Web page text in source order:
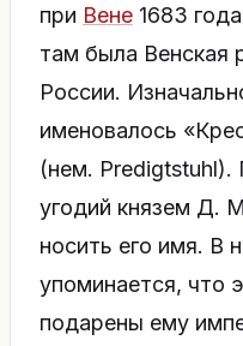
при Вене 1683
там была Венская
России.
именовалось
(нем. Predigtstuhl).
угодий князем Д.
носить его имя. В
упоминается, что
подарены ему